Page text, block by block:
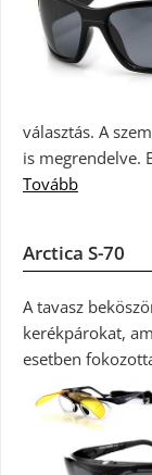
választás. A
is megrendelve.
Tovább
Arctica S-70
A tavasz
kerékpárokat,
esetben